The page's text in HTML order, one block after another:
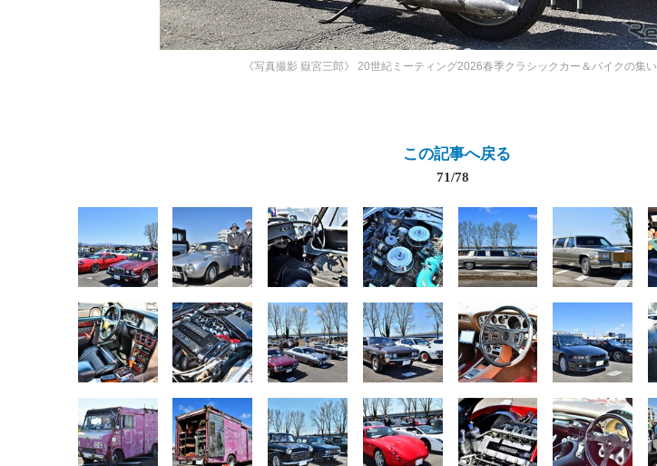
《写真撮影 嶽宮三郎》 20世紀ミーティング2026春季クラシックカー＆バイクの集い
この記事へ戻る
71/78